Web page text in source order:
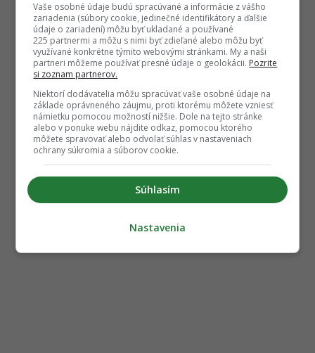
Vaše osobné údaje budú spracúvané a informácie z vášho
zariadenia (súbory cookie, jedinečné identifikátory a ďalšie
údaje o zariadení) môžu byť ukladané a používané
225 partnermi a môžu s nimi byť zdieľané alebo môžu byť
využívané konkrétne týmito webovými stránkami. My a naši
partneri môžeme používať presné údaje o geolokácii. Pozrite
si zoznam partnerov.
Niektorí dodávatelia môžu spracúvať vaše osobné údaje na
základe oprávneného záujmu, proti ktorému môžete vzniesť
námietku pomocou možností nižšie. Dole na tejto stránke
alebo v ponuke webu nájdite odkaz, pomocou ktorého
môžete spravovať alebo odvolať súhlas v nastaveniach
ochrany súkromia a súborov cookie.
Súhlasím
Nastavenia